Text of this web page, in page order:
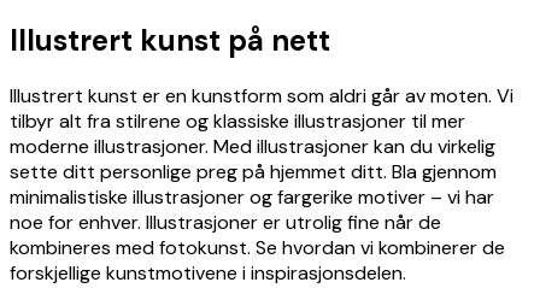
Illustrert kunst på nett
Illustrert kunst er en kunstform som aldri går av moten. Vi
tilbyr alt fra stilrene og klassiske illustrasjoner til mer
moderne illustrasjoner. Med illustrasjoner kan du virkelig
sette ditt personlige preg på hjemmet ditt. Bla gjennom
minimalistiske illustrasjoner og fargerike motiver – vi har
noe for enhver. Illustrasjoner er utrolig fine når de
kombineres med fotokunst. Se hvordan vi kombinerer de
forskjellige kunstmotivene i inspirasjonsdelen.